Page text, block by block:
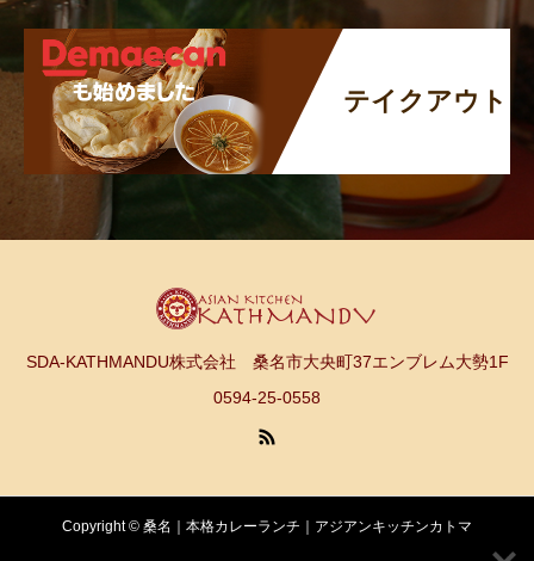
テイクアウト
SDA-KATHMANDU株式会社 桑名市大央町37エンブレム大勢1F
0594-25-0558
Copyright © 桑名｜本格カレーランチ｜アジアンキッチンカトマ